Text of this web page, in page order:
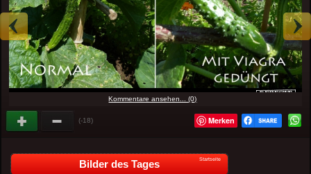
Kommentare ansehen... (0)
(-18) Merken
Bilder des Tages Startseite